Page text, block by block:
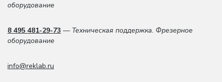
оборудование
8 495 481-29-73 — Техническая поддержка. Фрезерное
оборудование
info@reklab.ru